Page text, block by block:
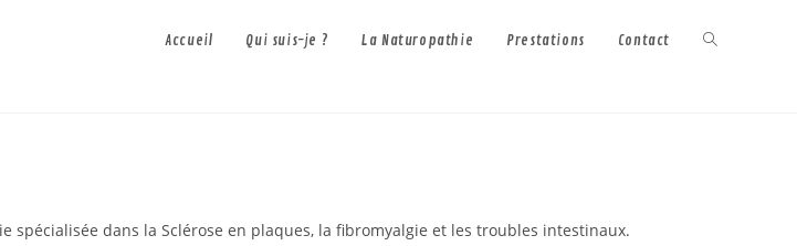
Accueil Qui suis-je ? La Naturopathie Prestations Contact Toggle
spécialisée dans la Sclérose en plaques, la fibromyalgie et les troubles intestinaux.